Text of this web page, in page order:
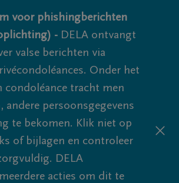
voor phishingberichten
- DELA ontvangt
valse berichten via
Onder het
condoléance tracht men
andere persoonsgegevens
te bekomen. Klik niet op
of bijlagen en controleer
DELA
acties om dit te